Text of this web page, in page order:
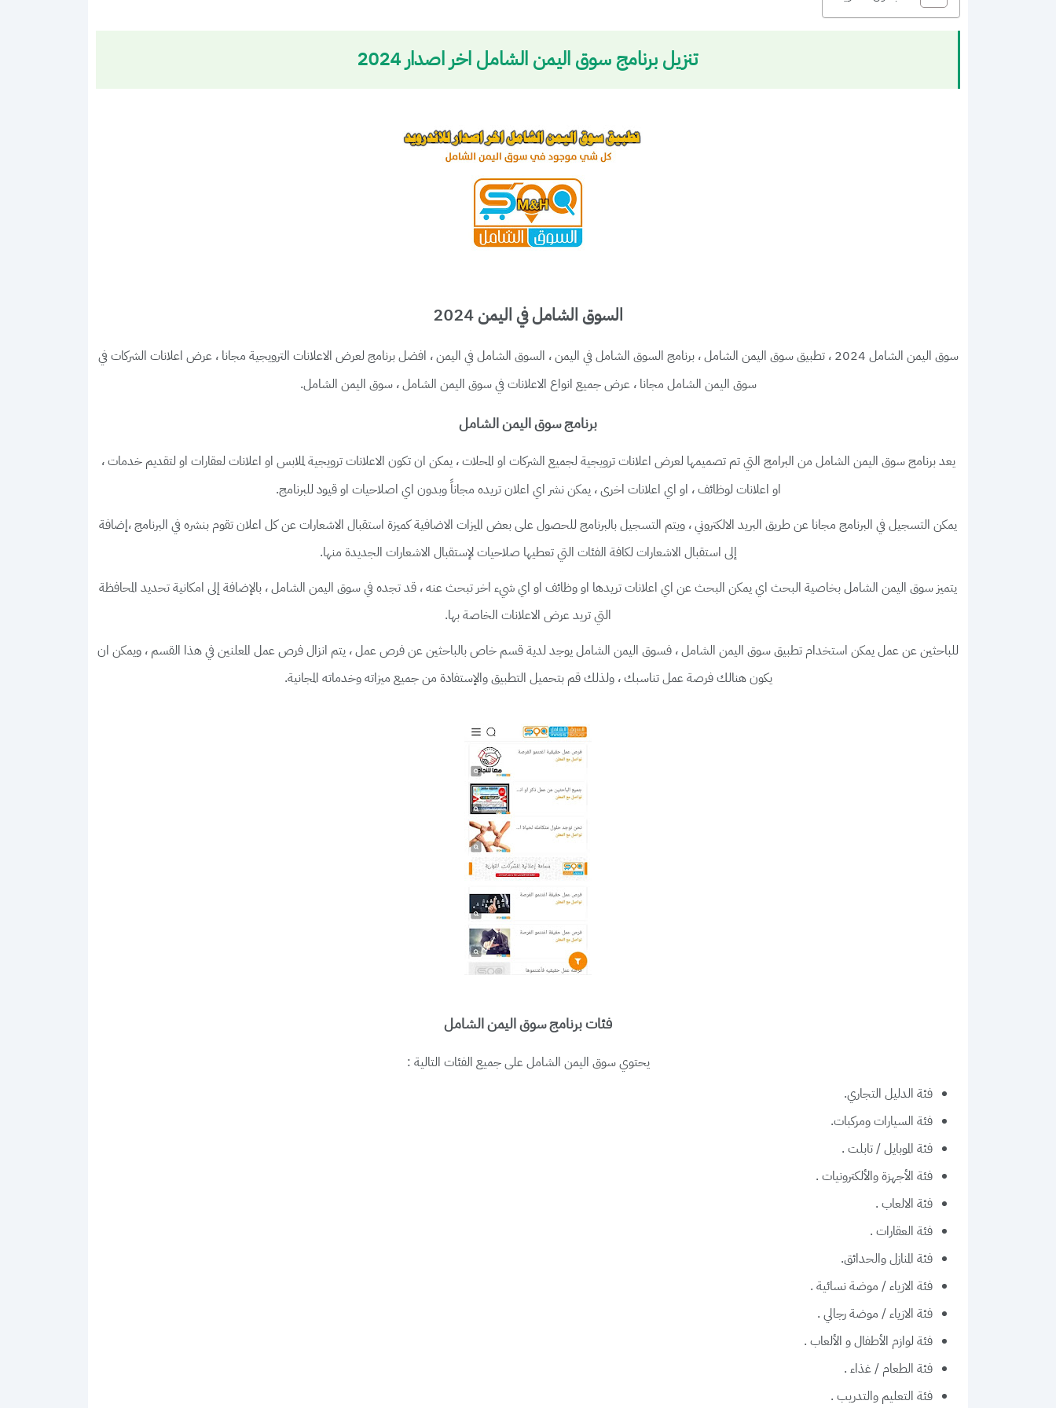
تنزيل برنامج سوق اليمن الشامل اخر اصدار 2024
السوق الشامل في اليمن 2024
سوق اليمن الشامل 2024 ، تطبيق سوق اليمن الشامل،برنامج السوق الشامل في اليمن، السوق الشامل في اليمن، افضل برنامج لعرض الاعلانات الترويجية مجانا ،عرض اعلانات الشركات في
سوق اليمن الشامل مجانا ،عرض جميع انواع الاعلانات في سوق اليمن الشامل،سوق اليمن الشامل.
برنامج سوق اليمن الشامل
يعدبرنامج سوق اليمن الشامل من البرامج التي تم تصميمها لعرض اعلانات ترويجية لجميع الشركات او المحلات ، يمكن ان تكون الاعلانات ترويجية لملابس او اعلانات لعقارات او لتقديم خدمات ،
او اعلانات لوظائف ، او اي اعلانات اخرى ، يمكن نشر اي اعلان تريده مجاناً وبدون اي اصلاحيات او قيود للبرنامج.
يمكن التسجيل في البرنامج مجانا عن طريق البريد الالكتروني ، ويتم التسجيل بالبرنامج للحصول على بعض الميزات الاضافية كميزة استقبال الاشعارات عن كل اعلان تقوم بنشره في البرنامج ،إضافة
إلى استقبال الاشعارات لكافة الفئات التي تعطيها صلاحيات لإستقبال الاشعارات الجديدة منها.
يتميز سوق اليمن الشاملبخاصية البحث اي يمكن البحث عن اي اعلانات تريدها او وظائف او اي شيء اخر تبحث عنه ، قد تجده فيسوق اليمن الشامل، بالإضافة إلى امكانية تحديد المحافظة
التي تريد عرض الاعلانات الخاصة بها.
للباحثين عن عمل يمكن استخدام تطبيق سوق اليمن الشامل ، فسوق اليمن الشامل يوجد لدية قسم خاص بالباحثين عن فرص عمل ، يتم انزال فرص عمل المعلنين في هذا القسم ، ويمكن ان
يكون هنالك فرصة عمل تناسبك ، ولذلك قم بتحميل التطبيق والإستفادة من جميع ميزاته وخدماته المجانية.
فئات برنامج سوق اليمن الشامل
يحتوي سوق اليمن الشامل على جميع الفئات التالية :
فئة الدليل التجاري.
فئة السيارات ومركبات.
فئة الموبايل / تابلت .
فئة الأجهزة والألكترونيات .
فئة الالعاب .
فئة العقارات .
فئة المنازل والحدائق.
فئة الازياء / موضة نسائية .
فئة الازياء / موضة رجالي .
فئة لوازم الأطفال و الألعاب .
فئة الطعام / غذاء .
فئة التعليم والتدريب .